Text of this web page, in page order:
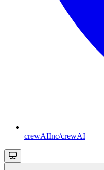
crewAIInc/crewAI